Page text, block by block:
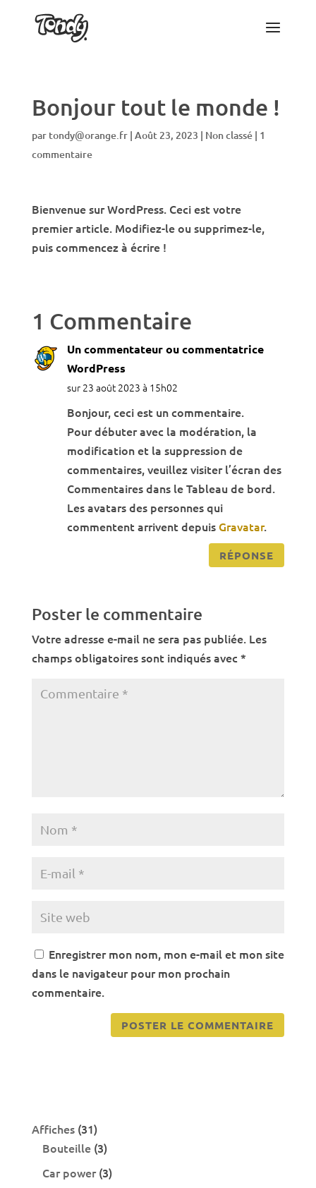
Bonjour tout le monde !
par tondy@orange.fr| Août 23, 2023 | Non classé| 1
commentaire
Bienvenue sur WordPress. Ceci est votre
premier article. Modifiez-le ou supprimez-le,
puis commencez à écrire !
1 Commentaire
Un commentateur ou commentatrice
WordPress
sur 23 août 2023 à 15h02
Bonjour, ceci est un commentaire.
Pour débuter avec la modération, la
modification et la suppression de
commentaires, veuillez visiter l’écran des
Commentaires dans le Tableau de bord.
Les avatars des personnes qui
commentent arrivent depuisGravatar.
RÉPONSE
Poster le commentaire
Votre adresse e-mail ne sera pas publiée. Les
champs obligatoires sont indiqués avec *
Enregistrer mon nom, mon e-mail et mon site
dans le navigateur pour mon prochain
commentaire.
Affiches 3131
produits
Bouteille 33
produits
Car power 33